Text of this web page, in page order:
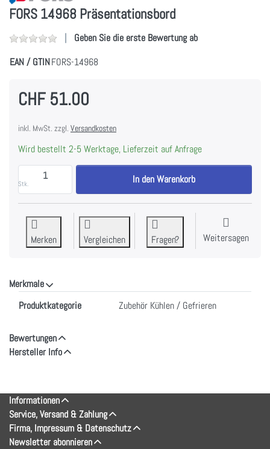
FORS 14968 Präsentationsbord
Geben Sie die erste Bewertung ab
EAN / GTINFORS-14968
CHF 51.00
inkl. MwSt. zzgl. Versandkosten
Wird bestellt 2-5 Werktage, Lieferzeit auf Anfrage
Stk.
FORS 14968 Präsentationsbord zu CHF 51.00,
In den Warenkorb
Merken Vergleichen Fragen? Weitersagen
Merkmale
Produktkategorie Zubehör Kühlen / Gefrieren
Bewertungen
Hersteller Info
Informationen
Service, Versand & Zahlung
Firma, Impressum & Datenschutz
Newsletter abonnieren